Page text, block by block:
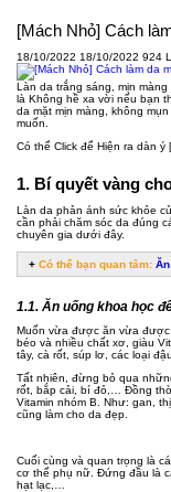
[Mách Nhỏ] Cách
18/10/2022 18/10/2022 924
Làn da trắng sáng, mịn
là Không hề xa vời nếu bạn
da mặt mịn màng, không
muốn.
Có thể Click để Hiện ra dàn ý [
1. Bí quyết vàng
Làn da phản ánh sức khỏe
cần phải chăm sóc da đúng
chuyên gia dưới đây.
+ Có thể bạn quan tâm:
1.1. Ăn uống khoa học
Muốn vừa được ăn vừa
béo và nhiều chất xơ, giàu
tây, cà rốt, súp lơ, các loại
Tất nhiên, đừng bỏ qua
rốt, bắp cải, bí đỏ,… Đồng
Vitamin nhóm B. Như: gan,
cũng làm cho da đẹp.
Cuối cùng và quan trọng là
cơ thể phụ nữ. Đứng đầu là
hạt lạc,…